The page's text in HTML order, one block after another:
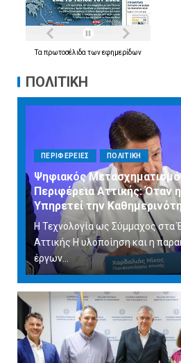
Τα πρωτοσέλιδα τωνεφημερίδων
ΠΟΛΙΤΙΚΗ
ΠΕΡΙΦΕΡΕΙΕΣ ΠΟΛΙΤΙΚΗ
Ψηφιακός
Περιφέρεια Αττικής: Όταν
Υπηρετεί την
Η Τεχνολογία ως Σύμμαχος στα
Αττικής Η υλοποίηση και η
έργων...